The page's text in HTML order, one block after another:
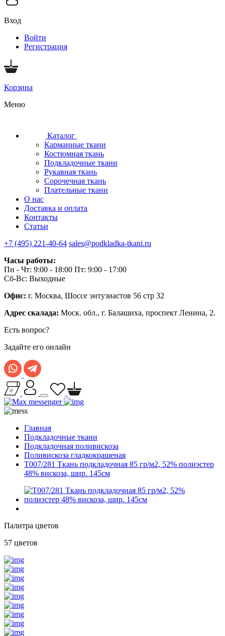
Вход
Войти
Регистрация
Корзина
Меню
Каталог
Карманные ткани
Костюмная ткань
Подкладочные ткани
Рукавная ткань
Сорочечная ткань
Плательные ткани
О нас
Доставка и оплата
Контакты
Статьи
+7 (495) 221-40-64 sales@podkladka-tkani.ru
Часы работы:
Пн - Чт: 9:00 - 18:00 Пт: 9:00 - 17:00
Сб-Вс: Выходные
Офис: г. Москва, Шоссе энтузиастов 56 стр 32
Адрес скалада: Моск. обл., г. Балашиха, проспект Ленина, 2.
Есть вопрос?
Задайте его онлайн
Главная
Подкладочные ткани
Подкладочная поливискоза
Поливискоза гладкокрашеная
T007/281 Ткань подкладочная 85 гр/м2, 52% полиэстер
48% вискоза, шир. 145см
Палитра цветов
57 цветов